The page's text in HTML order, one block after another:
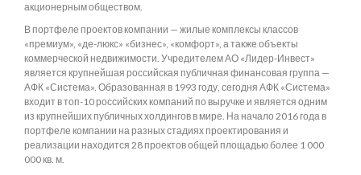
акционерным обществом.
В портфеле проектов компании — жилые комплексы классов
«премиум», «де-люкс» «бизнес», «комфорт», а также объекты
коммерческой недвижимости. Учредителем АО «Лидер-Инвест»
является крупнейшая российская публичная финансовая группа —
АФК «Система». Образованная в 1993 году, сегодня АФК «Система»
входит в топ-10 российских компаний по выручке и является одним
из крупнейших публичных холдингов в мире. На начало 2016 года в
портфеле компании на разных стадиях проектирования и
реализации находится 28 проектов общей площадью более 1 000
000 кв. м.